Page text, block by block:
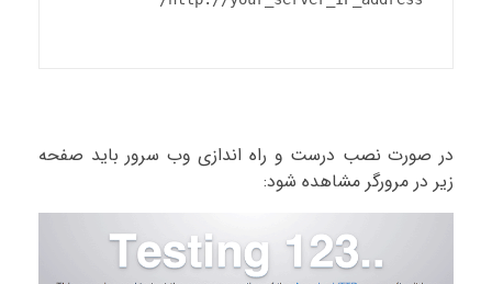
در صورت نصب درست و راه اندازی وب سرور باید صفحه
زیر در مرورگر مشاهده شود: